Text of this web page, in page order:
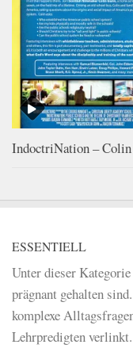
IndoctriNation –
ESSENTIELL
Unter dieser
prägnant gehalten
komplexe
Lehrpredigten